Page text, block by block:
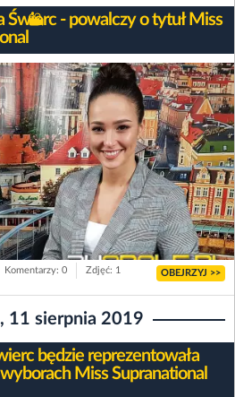
Świerc - powalczy o tytuł Miss
Komentarzy: 0 Zdjęć: 1 OBEJRZYJ >>
11 sierpnia 2019
będzie reprezentowała
Miss Supranational